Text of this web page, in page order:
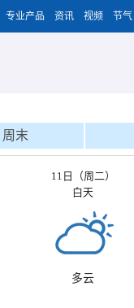
专业产品 资讯 视频 节气
周末
11日（周二）
白天
多云